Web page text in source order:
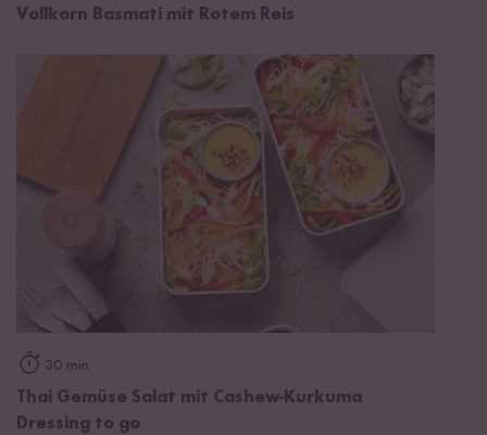
Vollkorn Basmati mit Rotem Reis
30 min
Thai Gemüse Salat mit Cashew-Kurkuma
Dressing to go